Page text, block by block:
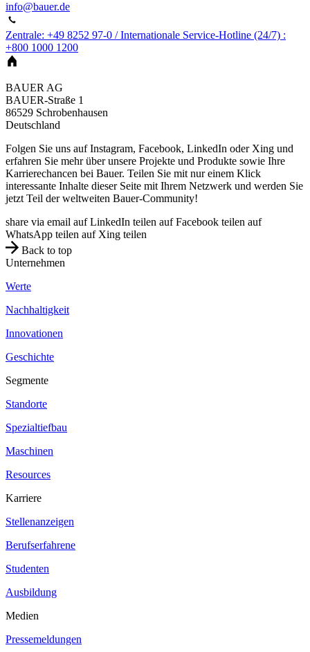
info@bauer.de
Zentrale: +49 8252 97-0 / Internationale Service-Hotline (24/7) :
+800 1000 1200
BAUER AG
BAUER-Straße 1
86529 Schrobenhausen
Deutschland
Folgen Sie uns auf Instagram, Facebook, LinkedIn oder Xing und
erfahren Sie mehr über unsere Projekte und Produkte sowie Ihre
Karrierechancen bei Bauer. Teilen Sie mit nur einem Klick
interessante Inhalte dieser Seite mit Ihrem Netzwerk und werden Sie
jetzt Teil der weltweiten Bauer-Community!
share via email auf LinkedIn teilen auf Facebook teilen auf
WhatsApp teilen auf Xing teilen
Back to top
Unternehmen
Werte
Nachhaltigkeit
Innovationen
Geschichte
Segmente
Standorte
Spezialtiefbau
Maschinen
Resources
Karriere
Stellenanzeigen
Berufserfahrene
Studenten
Ausbildung
Medien
Pressemeldungen